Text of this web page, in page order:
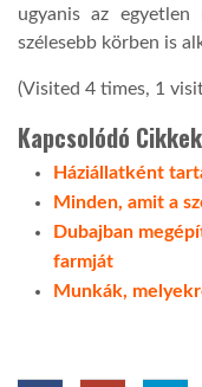
ugyanis az
szélesebb körben is
(Visited 4 times, 1
Kapcsolódó Cikkek
Háziállatként
Minden, amit a
Dubajban
farmját
Munkák,